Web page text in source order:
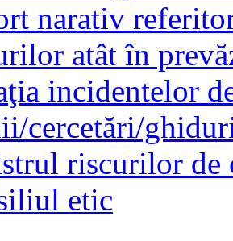
narativ
atât în
incidentelor
cercetări/
riscurilor de
etic